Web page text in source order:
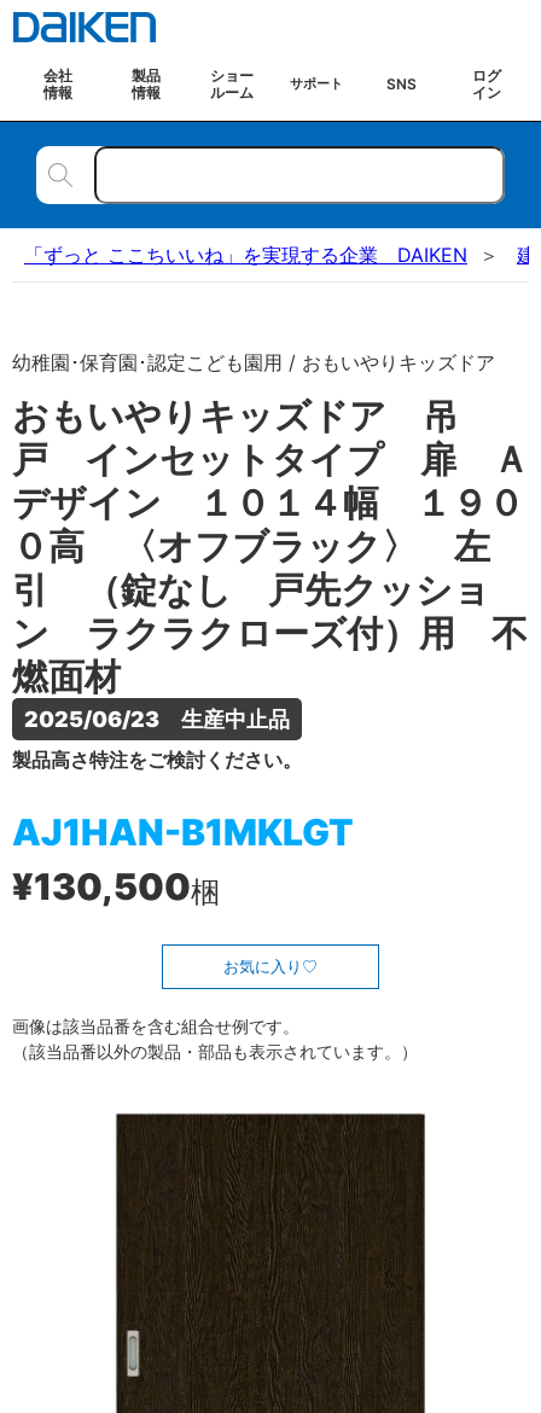
会社
情報
製品
情報
ショー
ルーム
サポート SNS
ログ
イン
「ずっと ここちいいね」を実現する企業 DAIKEN 建
幼稚園･保育園･認定こども園用 / おもいやりキッズドア
おもいやりキッズドア 吊
戸 インセットタイプ 扉 Ａ
デザイン １０１４幅 １９０
０高 〈オフブラック〉 左
引 （錠なし 戸先クッショ
ン ラクラクローズ付）用 不
燃面材
2025/06/23　生産中止品
製品高さ特注をご検討ください。
AJ1HAN-B1MKLGT
¥130,500梱
お気に入り
画像は該当品番を含む組合せ例です。
（該当品番以外の製品・部品も表示されています。）